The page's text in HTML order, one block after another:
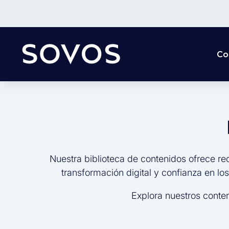
Nuestra biblioteca de contenidos ofrece
transformación digital y confianza en
Explora nuestros